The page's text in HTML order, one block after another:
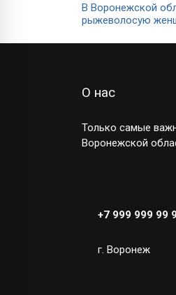
В Воронежской
рыжеволосую
О нас
Только самые
Воронежской
+7 999 999 99
г. Воронеж